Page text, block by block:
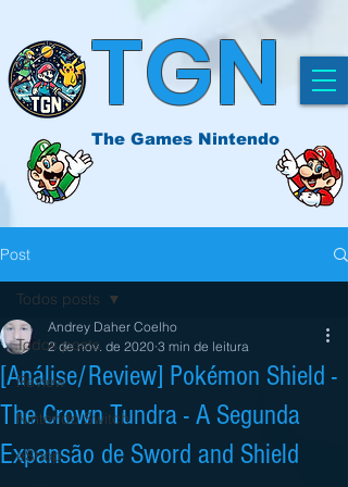
TGN
The Games Nintendo
Post
Todos posts
Review
Nintendo Switch
eShop
Todos posts
[Análise/Review] Pokémon Shield -
The Crown Tundra - A Segunda
Expansão de Sword and Shield
Andrey Daher Coelho
2 de nov. de 2020 3 min de leitura